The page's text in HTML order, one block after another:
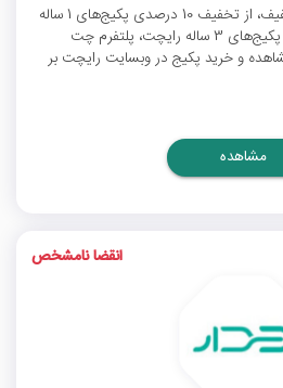
بدون نیاز به وارد کردن کد تخفیف، از تخفیف 10 درصدی پکیج‌های 1 ساله
رایچت و تخفیف 25 درصدی پکیج‌های 3 ساله رایچت، پلتفرم چت
و خرید پکیج در وبسایت رایچت بر
مشاهده
انقضا نامشخص